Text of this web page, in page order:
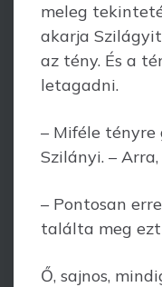
meleg
akarja
az tény. És a
letagadni.
– Miféle tényre
Szilányi. –
– Pontosan
találta meg
Ő, sajnos,